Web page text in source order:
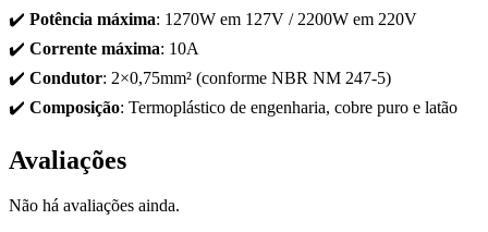
✔️ Potência máxima: 1270W em 127V / 2200W em 220V
✔️ Corrente máxima: 10A
✔️ Condutor: 2×0,75mm² (conforme NBR NM 247-5)
✔️ Composição: Termoplástico de engenharia, cobre puro e latão
Avaliações
Não há avaliações ainda.